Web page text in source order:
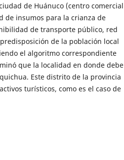
de Huánuco (centro comercial
de insumos para la crianza de
de transporte público, red
de la población local
el algoritmo correspondiente
que la localidad en donde debe
Este distrito de la provincia
turísticos, como es el caso de